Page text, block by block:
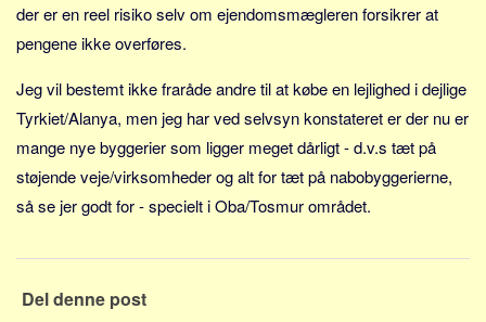
Alle
Nøgleord
Bolig
Job
Virksomhed
Investering
Social sikring og sundhed
der er en reel risiko selv om ejendomsmægleren forsikrer at
pengene ikke overføres.
Jeg vil bestemt ikke fraråde andre til at købe en lejlighed i dejlige
Tyrkiet/Alanya, men jeg har ved selvsyn konstateret er der nu er
mange nye byggerier som ligger meget dårligt - d.v.s tæt på
støjende veje/virksomheder og alt for tæt på nabobyggerierne,
så se jer godt for - specielt i Oba/Tosmur området.
Del denne post